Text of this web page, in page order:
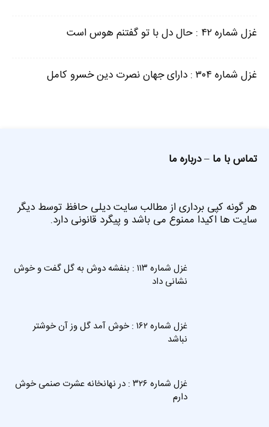
غزل شماره ۴۲ : حال دل با تو گفتنم هوس است
غزل شماره ۳۰۴ : دارای جهان نصرت دین خسرو کامل
تماس با ما –درباره ما
هر گونه کپی برداری از مطالب سایت دیلی حافظ توسط دیگر
سایت ها اکیدا ممنوع می باشد و پیگرد قانونی دارد.
غزل شماره ۱۱۳ : بنفشه دوش به گل گفت و خوش
نشانی داد
غزل شماره ۱۶۲ : خوش آمد گل وز آن خوشتر
نباشد
غزل شماره ۳۲۶ : در نهانخانه عشرت صنمی خوش
دارم